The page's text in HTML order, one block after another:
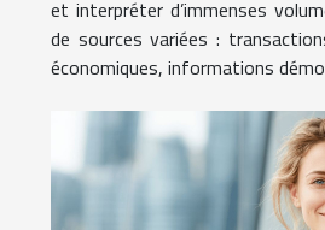
et interpréter d’immenses
de sources variées :
économiques, informations